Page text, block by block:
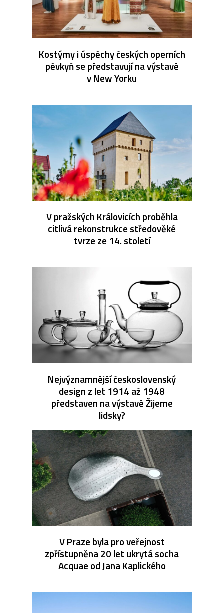
Kostýmy i úspěchy českých operních
pěvkyň se představují na výstavě
v New Yorku
V pražských Královicích proběhla
citlivá rekonstrukce středověké
tvrze ze 14. století
Nejvýznamnější československý
design z let 1914 až 1948
představen na výstavě Žijeme
lidsky?
V Praze byla pro veřejnost
zpřístupněna 20 let ukrytá socha
Acquae od Jana Kaplického